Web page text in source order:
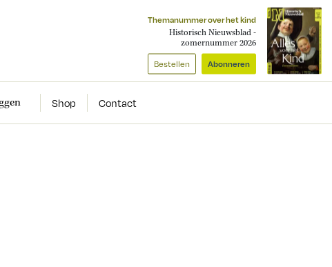
Themanummer over het kind
Historisch Nieuwsblad -
zomernummer 2026
Bestellen Abonneren
Shop Contact